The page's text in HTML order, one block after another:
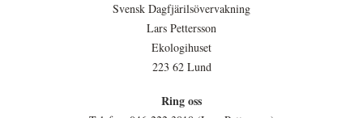
Svensk Dagfjärilsövervakning
Lars Pettersson
Ekologihuset
223 62 Lund
Ring oss